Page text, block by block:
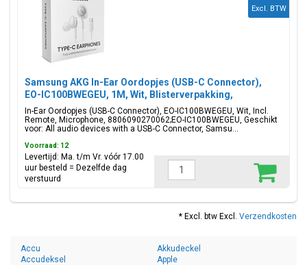
Samsung AKG In-Ear Oordopjes (USB-C Connector),
EO-IC100BWEGEU, 1M, Wit, Blisterverpakking,
8806090270062;EO-IC100BWEGEU
In-Ear Oordopjes (USB-C Connector), EO-IC100BWEGEU, Wit, Incl.
Remote, Microphone, 8806090270062;EO-IC100BWEGEU, Geschikt
voor: All audio devices with a USB-C Connector, Samsu...
Excl. BTW
Voorraad: 12
Levertijd: Ma. t/m Vr. vóór 17.00
uur besteld = Dezelfde dag
verstuurd
* Excl. btw Excl. Verzendkosten
Accu
Accudeksel
Akkudeckel
Apple